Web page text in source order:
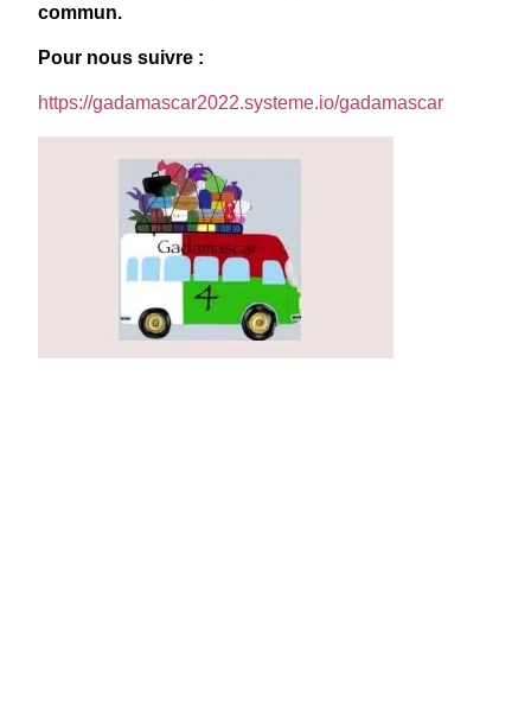
commun.
Pour nous suivre :
https://gadamascar2022.systeme.io/gadamascar